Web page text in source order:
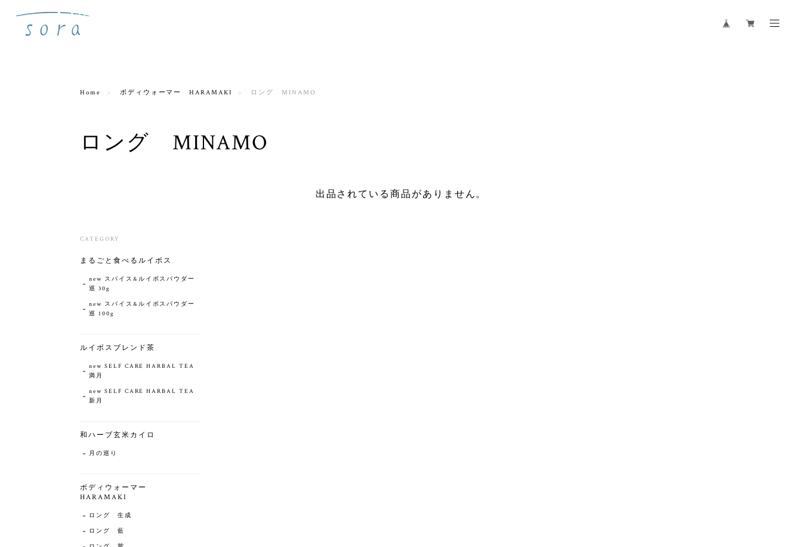
Home ボディウォーマー HARAMAKI ロング MINAMO
ロング MINAMO
出品されている商品がありません。
CATEGORY
まるごと食べるルイボス
new スパイス&ルイボスパウダー
巡 30g
new スパイス&ルイボスパウダー
巡 100g
ルイボスブレンド茶
new SELF CARE HARBAL TEA
満月
new SELF CARE HARBAL TEA
新月
和ハーブ玄米カイロ
月の巡り
ボディウォーマー
HARAMAKI
ロング 生成
ロング 藍